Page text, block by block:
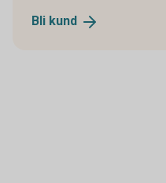
Bli kund